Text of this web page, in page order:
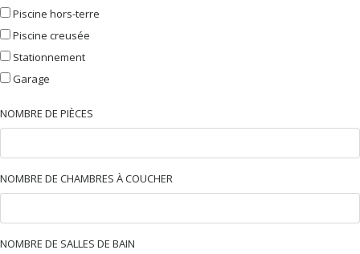
Piscine hors-terre
Piscine creusée
Stationnement
Garage
NOMBRE DE PIÈCES
NOMBRE DE CHAMBRES À COUCHER
NOMBRE DE SALLES DE BAIN